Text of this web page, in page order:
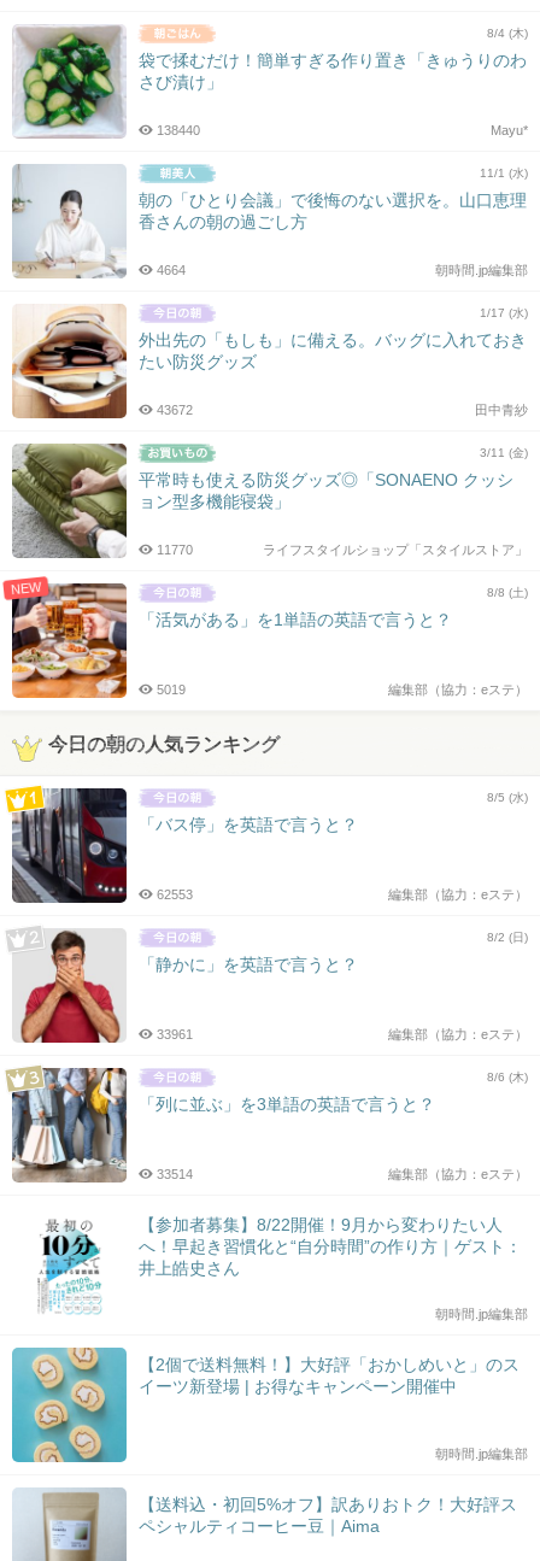
8/4 (木)
袋で揉むだけ！簡単すぎる作り置き「きゅうりのわ
さび漬け」
Mayu*
138440
11/1 (水)
朝の「ひとり会議」で後悔のない選択を。山口恵理
香さんの朝の過ごし方
朝時間.jp編集部
4664
1/17 (水)
外出先の「もしも」に備える。バッグに入れておき
たい防災グッズ
田中青紗
43672
3/11 (金)
平常時も使える防災グッズ◎「SONAENO クッシ
ョン型多機能寝袋」
ライフスタイルショップ「スタイルストア」
11770
NEW 8/8 (土)
「活気がある」を1単語の英語で言うと？
編集部（協力：eステ）
5019
今日の朝の人気ランキング
8/5 (水)
「バス停」を英語で言うと？
編集部（協力：eステ）
62553
8/2 (日)
「静かに」を英語で言うと？
編集部（協力：eステ）
33961
8/6 (木)
「列に並ぶ」を3単語の英語で言うと？
編集部（協力：eステ）
33514
【参加者募集】8/22開催！9月から変わりたい人
へ！早起き習慣化と“自分時間”の作り方｜ゲスト：
井上皓史さん
朝時間.jp編集部
【2個で送料無料！】大好評「おかしめいと」のス
イーツ新登場 | お得なキャンペーン開催中
朝時間.jp編集部
【送料込・初回5%オフ】訳ありおトク！大好評ス
ペシャルティコーヒー豆｜Aima